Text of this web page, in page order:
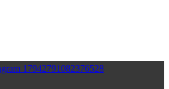
17942791082376528